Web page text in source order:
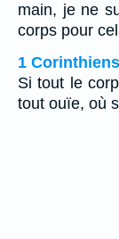
main, je ne
corps pour
1
Si tout le
tout ouïe, où